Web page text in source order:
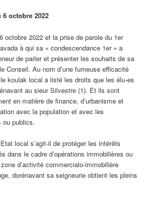
6 octobre 2022
octobre 2022 et la prise de parole du 1er
à qui sa « condescendance 1er » a
de parler et présenter les souhaits de sa
Conseil. Au nom d’une fumeuse efficacité
koulak local a listé les droits que les élu-es
au sieur Silvestre (1). Et ils sont
en matière de finance, d’urbanisme et
avec la population et avec les
ou publics.
local s’agit-il de protéger les intérêts
dans le cadre d’opérations immobilières ou
d’activité commercialo-immobilière
dorénavant sa seigneurie obtient les pleins